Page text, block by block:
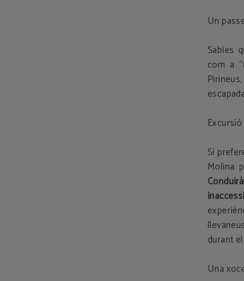
Un
Sabies
com a
Si
Molina
durant
Una